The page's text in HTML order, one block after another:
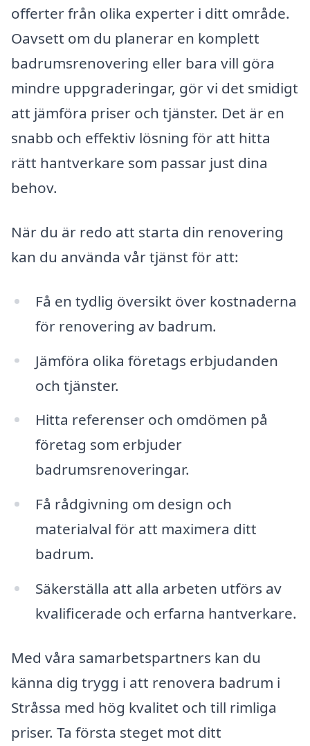
offerter från olika experter i ditt område.
Oavsett om du planerar en komplett
badrumsrenovering eller bara vill göra
mindre uppgraderingar, gör vi det smidigt
att jämföra priser och tjänster. Det är en
snabb och effektiv lösning för att hitta
rätt hantverkare som passar just dina
behov.
När du är redo att starta din renovering
kan du använda vår tjänst för att:
Få en tydlig översikt över kostnaderna
för renovering av badrum.
Jämföra olika företags erbjudanden
och tjänster.
Hitta referenser och omdömen på
företag som erbjuder
badrumsrenoveringar.
Få rådgivning om design och
materialval för att maximera ditt
badrum.
Säkerställa att alla arbeten utförs av
kvalificerade och erfarna hantverkare.
Med våra samarbetspartners kan du
känna dig trygg i att renovera badrum i
Stråssa med hög kvalitet och till rimliga
priser. Ta första steget mot ditt